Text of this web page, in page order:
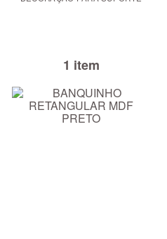
1 item